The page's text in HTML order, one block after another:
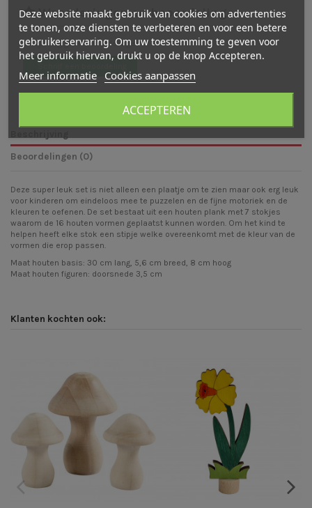
Waarderingen en beoordelingen
Er zijn nog geen beoordelingen
Beoordelingen (0)
Deze super leuk set is niet alleen een plaatje om te zien maar ook erg leuk
voor kinderen om eindeloos mee te puzzelen en de fijne motoriek en de
kleuren te oefenen. De set bestaat uit een houten plank met 7 stokjes
waarom de 16 houten vormen geplaatst kunnen worden. Om het kind te
helpen heeft elke stok een stipje welke overeenkomt met de kleur van de
vormen die erop passen.
Maat houten basis: 30 cm lang, 5,6 cm breed, 8 cm hoog
Maat houten figuren: doorsnede 3,5 cm
Klanten kochten ook:
Deze website maakt gebruik van cookies om advertenties
te tonen, onze diensten te verbeteren en voor een betere
gebruikerservaring. Om uw toestemming te geven voor
het gebruik hiervan, drukt u op de knop Accepteren.
Meer informatie Cookies aanpassen
ACCEPTEREN